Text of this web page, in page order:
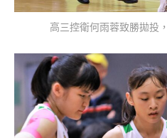
高三控衛何雨蓉致勝拋投